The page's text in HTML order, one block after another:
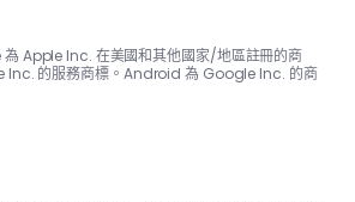
Apple Inc. 在美國和其他國家/地區註冊的商
Inc. 的服務商標。Android 為 Google Inc. 的商